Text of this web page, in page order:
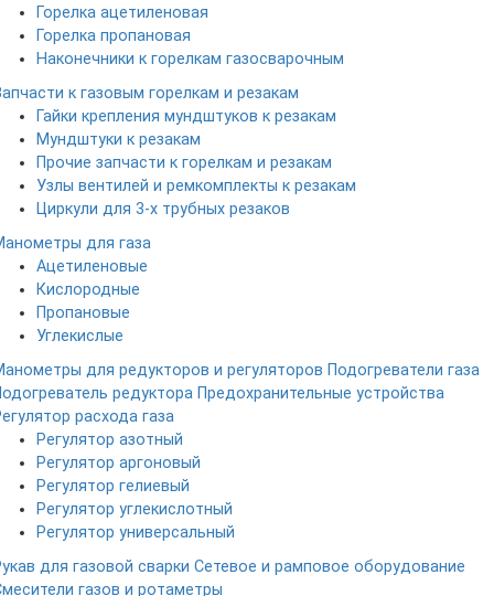
Горелка ацетиленовая
Горелка пропановая
Наконечники к горелкам газосварочным
к газовым горелкам и резакам
Гайки крепления мундштуков к резакам
Мундштуки к резакам
Прочие запчасти к горелкам и резакам
Узлы вентилей и ремкомплекты к резакам
Циркули для 3-х трубных резаков
для газа
Ацетиленовые
Кислородные
Пропановые
Углекислые
для редукторов и регуляторов Подогреватели газа
редуктора Предохранительные устройства
расхода газа
Регулятор азотный
Регулятор аргоновый
Регулятор гелиевый
Регулятор углекислотный
Регулятор универсальный
для газовой сварки Сетевое и рамповое оборудование
газов и ротаметры